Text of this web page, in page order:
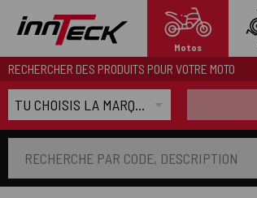
Motos
RECHERCHER DES PRODUITS POUR VOTRE MOTO